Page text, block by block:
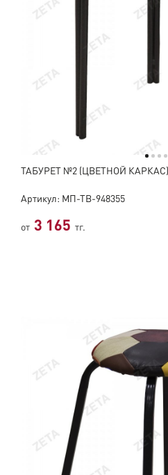
ТАБУРЕТ №2 (ЦВЕТНОЙ КАРКАС)
Артикул: МП-ТВ-948355
от 3 165 тг.